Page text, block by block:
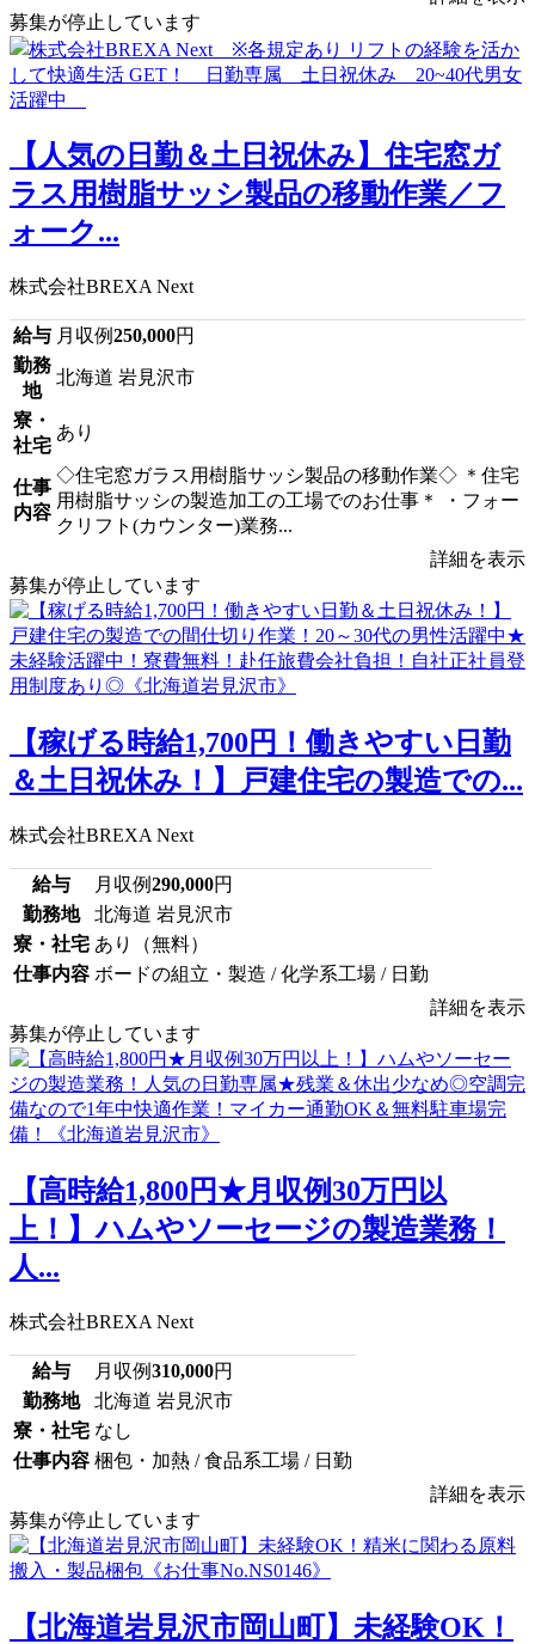
募集が停止しています
【人気の日勤＆土日祝休み】住宅窓ガ
ラス用樹脂サッシ製品の移動作業／フ
ォーク...
株式会社BREXA Next
給与 月収例250,000円
勤務
地
北海道 岩見沢市
寮・
社宅
あり
仕事
内容
◇住宅窓ガラス用樹脂サッシ製品の移動作業◇ ＊住宅
用樹脂サッシの製造加工の工場でのお仕事＊ ・フォー
クリフト(カウンター)業務...
詳細を表示
募集が停止しています
【稼げる時給1,700円！働きやすい日勤
＆土日祝休み！】戸建住宅の製造での...
株式会社BREXA Next
給与 月収例290,000円
勤務地
北海道 岩見沢市
寮・社宅 あり（無料）
仕事内容 ボードの組立・製造 / 化学系工場 / 日勤
詳細を表示
募集が停止しています
【高時給1,800円★月収例30万円以
上！】ハムやソーセージの製造業務！
人...
株式会社BREXA Next
給与 月収例310,000円
勤務地
北海道 岩見沢市
寮・社宅 なし
仕事内容 梱包・加熱 / 食品系工場 / 日勤
詳細を表示
募集が停止しています
【北海道岩見沢市岡山町】未経験OK！